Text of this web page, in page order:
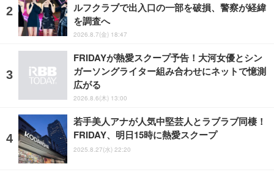
ルフクラブで出入口の一部を破損、警察が経緯
を調査へ
2026.8.7(金) 18:47
FRIDAYが熱愛スクープ予告！大河女優とシン
ガーソングライター組み合わせにネットで憶測
広がる
2026.8.6(木) 13:00
若手美人アナが人気中堅芸人とラブラブ同棲！
FRIDAY、明日15時に熱愛スクープ
2025.8.27(水) 22:20